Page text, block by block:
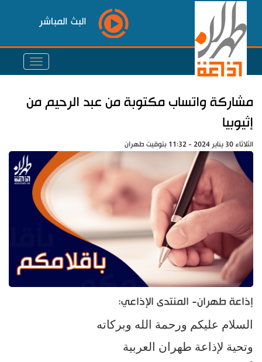
البث المباشر
مشاركة واتساب مكتوبة من عبد الرحيم من
إثيوبيا
الثلاثاء 30 يناير 2024 - 11:32 بتوقيت طهران
إذاعة طهران- المنتدى الإذاعي:
السلام عليكم ورحمة الله وبركاته
وتحية لإذاعة طهران العربية